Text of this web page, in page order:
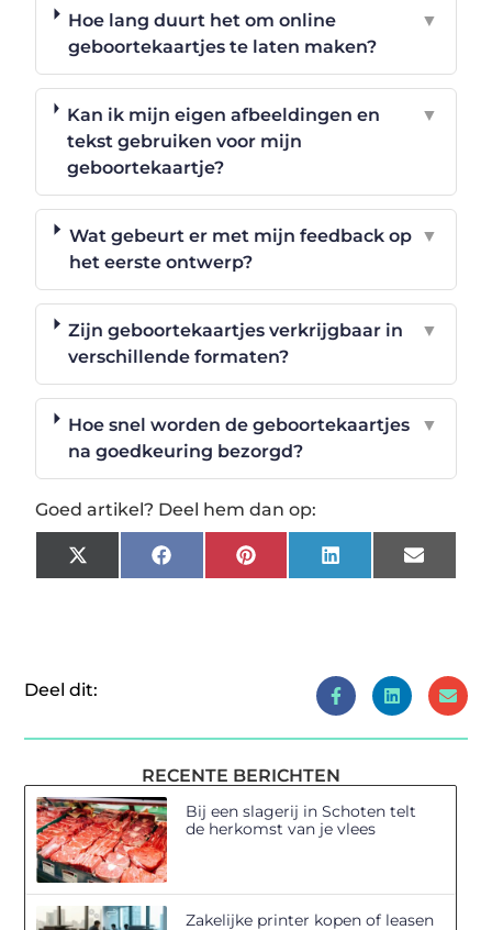
Hoe lang duurt het om online
geboortekaartjes te laten maken?
▼
Kan ik mijn eigen afbeeldingen en
tekst gebruiken voor mijn
geboortekaartje?
▼
Wat gebeurt er met mijn feedback op
het eerste ontwerp?
▼
Zijn geboortekaartjes verkrijgbaar in
verschillende formaten?
▼
Hoe snel worden de geboortekaartjes
na goedkeuring bezorgd?
▼
Goed artikel? Deel hem dan op:
X
(Twitter)
FacebookPinterestLinkedInEmail
Deel dit:
RECENTE BERICHTEN
Bij een slagerij in Schoten telt
de herkomst van je vlees
Zakelijke printer kopen of leasen